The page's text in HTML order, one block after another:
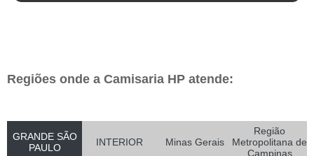
Regiões onde a Camisaria HP atende:
GRANDE SÃO
PAULO
INTERIOR Minas Gerais
Região
Metropolitana de
Campinas